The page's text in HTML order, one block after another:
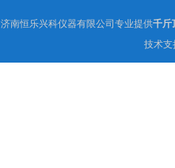
济南恒乐兴科仪器有限公司专业提供千斤
技术支